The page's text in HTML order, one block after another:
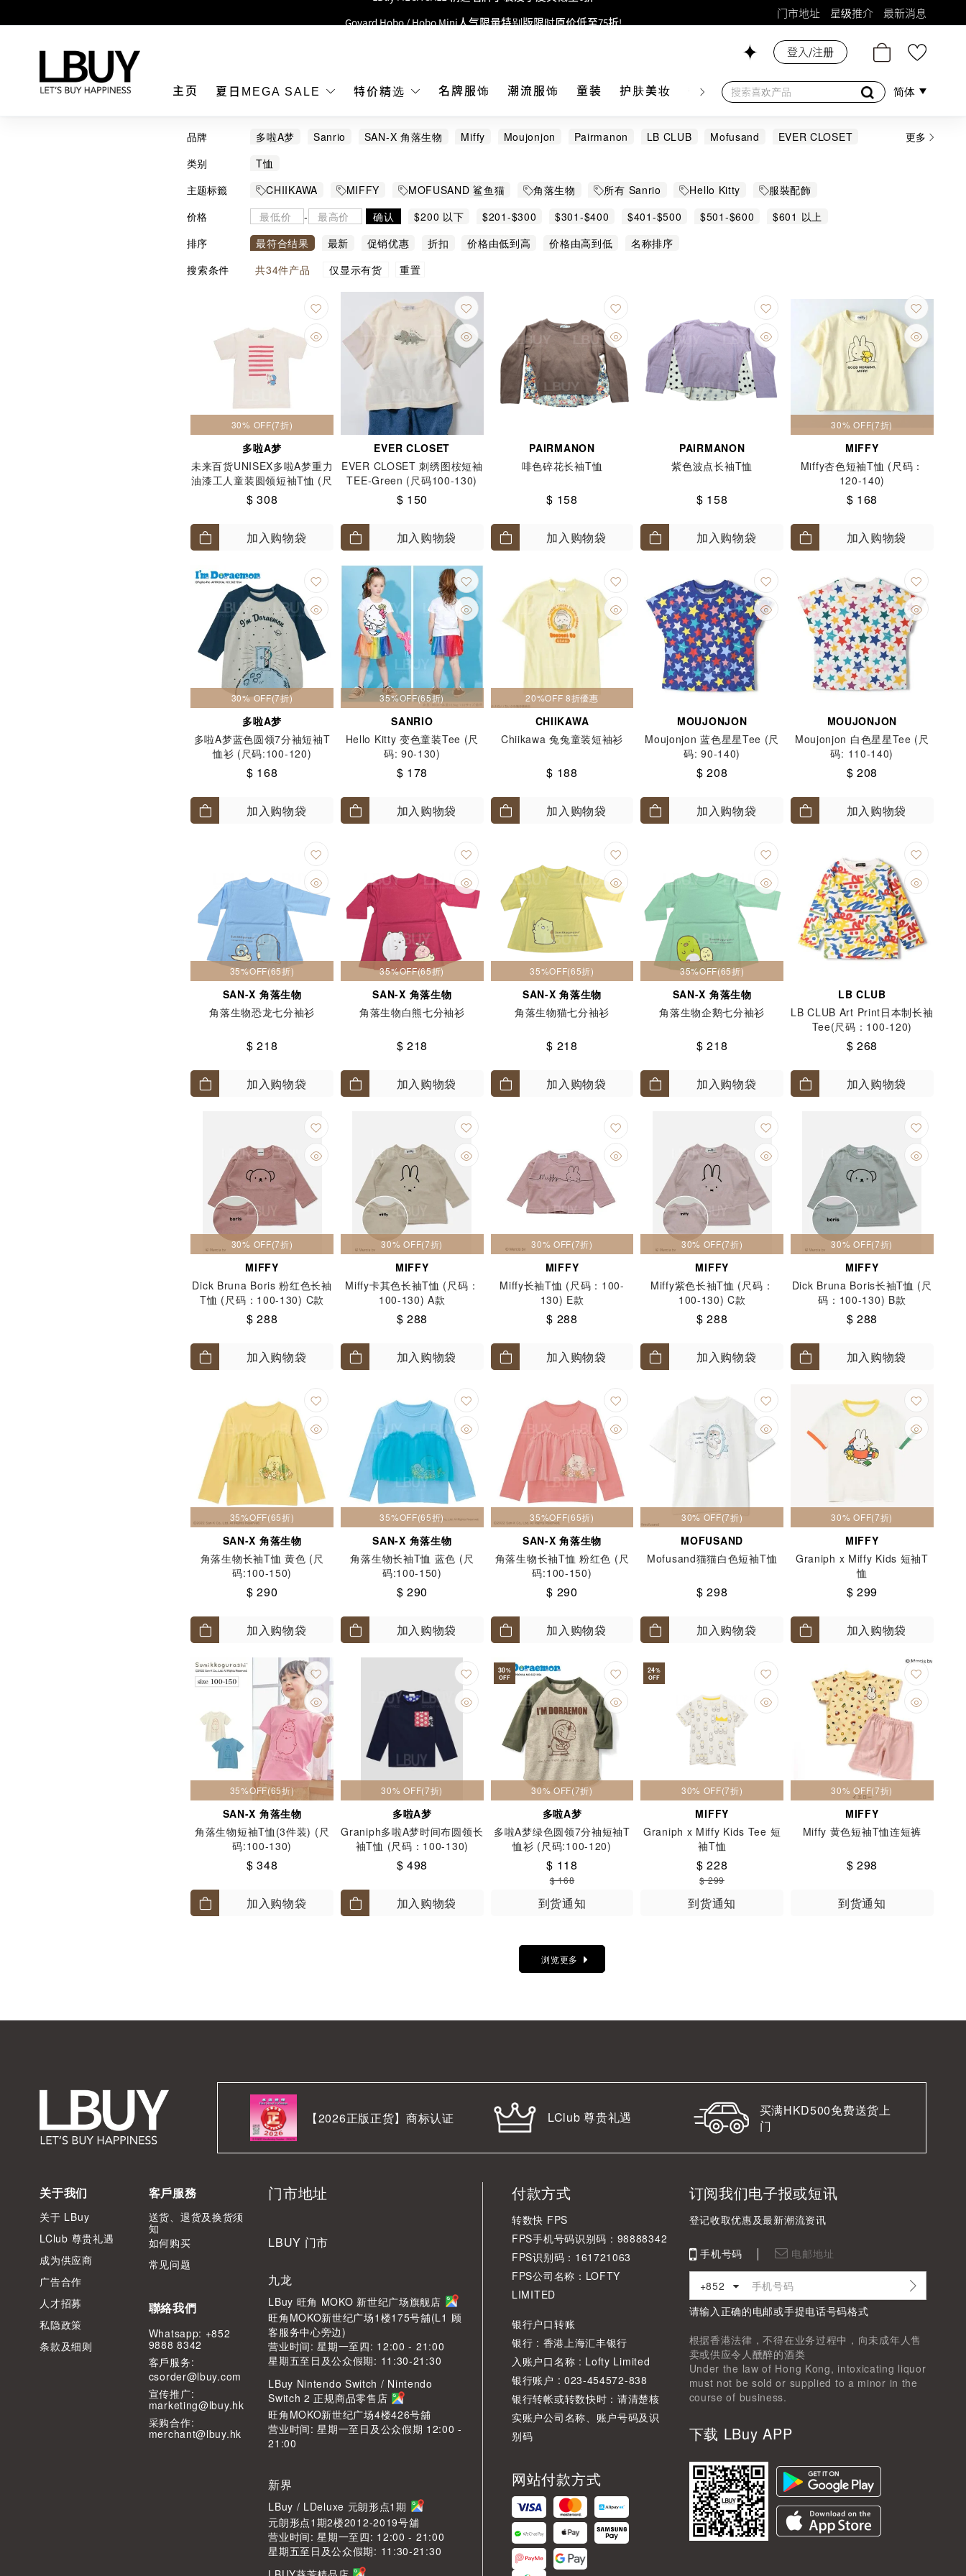
MOKO 1楼175号铺旗舰店特设名牌Hermès、CHANEL及LV专区！
购物满HKD500即享免运费！
LBuy MEGA SALE 精选名牌手袋及小皮具低至6折
门市地址 星级推介 最新消息
主页 夏日MEGA SALE 特价精选 名牌服饰 潮流服饰 童装 护肤美妆 香水香薰 个人护理 母婴护理 游戏及精品
登入/注册
简体
品牌 多啦A梦 Sanrio SAN-X 角落生物 Miffy Moujonjon Pairmanon LB CLUB Mofusand
EVER CLOSET
Chiikawa
更多
类别
T恤
主题标籤
CHIIKAWA MIFFY MOFUSAND 鲨鱼猫 角落生物 所有 Sanrio Hello Kitty
服裝配飾
价格
- 确认 $200 以下 $201-$300 $301-$400 $401-$500 $501-$600
$601 以上
排序
最符合结果 最新 促销优惠 折扣 价格由低到高 价格由高到低
名称排序
搜索条件
共34件产品 仅显示有货 重置
30% OFF(7折)
多啦A梦
未来百货UNISEX多啦A梦重力
油漆工人童装圆领短袖T恤 (尺
码: 120-130)
$ 308
加入购物袋
EVER CLOSET
EVER CLOSET 刺绣图桉短袖
TEE-Green (尺码100-130)
$ 150
加入购物袋
PAIRMANON
啡色碎花长袖T恤
$ 158
加入购物袋
PAIRMANON
紫色波点长袖T恤
$ 158
加入购物袋
30% OFF(7折)
MIFFY
Miffy杏色短袖T恤 (尺码：
120-140)
$ 168
加入购物袋
30% OFF(7折)
多啦A梦
多啦A梦蓝色圆领7分袖短袖T
恤衫 (尺码:100-120)
$ 168
加入购物袋
35%OFF(65折)
SANRIO
Hello Kitty 变色童装Tee (尺
码: 90-130)
$ 178
加入购物袋
20%OFF 8折優惠
CHIIKAWA
Chiikawa 兔兔童装短袖衫
$ 188
加入购物袋
MOUJONJON
Moujonjon 蓝色星星Tee (尺
码: 90-140)
$ 208
加入购物袋
MOUJONJON
Moujonjon 白色星星Tee (尺
码: 110-140)
$ 208
加入购物袋
35%OFF(65折)
SAN-X 角落生物
角落生物恐龙七分袖衫
$ 218
加入购物袋
35%OFF(65折)
SAN-X 角落生物
角落生物白熊七分袖衫
$ 218
加入购物袋
35%OFF(65折)
SAN-X 角落生物
角落生物猫七分袖衫
$ 218
加入购物袋
35%OFF(65折)
SAN-X 角落生物
角落生物企鹅七分袖衫
$ 218
加入购物袋
LB CLUB
LB CLUB Art Print日本制长袖
Tee(尺码：100-120)
$ 268
加入购物袋
30% OFF(7折)
MIFFY
Dick Bruna Boris 粉红色长袖
T恤 (尺码：100-130) C款
$ 288
加入购物袋
30% OFF(7折)
MIFFY
Miffy卡其色长袖T恤 (尺码：
100-130) A款
$ 288
加入购物袋
30% OFF(7折)
MIFFY
Miffy长袖T恤 (尺码：100-
130) E款
$ 288
加入购物袋
30% OFF(7折)
MIFFY
Miffy紫色长袖T恤 (尺码：
100-130) C款
$ 288
加入购物袋
30% OFF(7折)
MIFFY
Dick Bruna Boris长袖T恤 (尺
码：100-130) B款
$ 288
加入购物袋
35%OFF(65折)
SAN-X 角落生物
角落生物长袖T恤 黄色 (尺
码:100-150)
$ 290
加入购物袋
35%OFF(65折)
SAN-X 角落生物
角落生物长袖T恤 蓝色 (尺
码:100-150)
$ 290
加入购物袋
35%OFF(65折)
SAN-X 角落生物
角落生物长袖T恤 粉红色 (尺
码:100-150)
$ 290
加入购物袋
30% OFF(7折)
MOFUSAND
Mofusand猫猫白色短袖T恤
$ 298
加入购物袋
30% OFF(7折)
MIFFY
Graniph x Miffy Kids 短袖T
恤
$ 299
加入购物袋
35%OFF(65折)
SAN-X 角落生物
角落生物短袖T恤(3件装) (尺
码:100-130)
$ 348
加入购物袋
30% OFF(7折)
多啦A梦
Graniph多啦A梦时间布圆领长
袖T恤 (尺码：100-130)
$ 498
加入购物袋
30%
OFF
30% OFF(7折)
多啦A梦
多啦A梦绿色圆领7分袖短袖T
恤衫 (尺码:100-120)
$ 118
$ 168
到货通知
24%
OFF
30% OFF(7折)
MIFFY
Graniph x Miffy Kids Tee 短
袖T恤
$ 228
$ 299
到货通知
30% OFF(7折)
MIFFY
Miffy 黄色短袖T恤连短裤
$ 298
到货通知
浏览更多
【2026正版正货】商标认证 LClub 尊贵礼遇
买满HKD500免费送货上
门
关于我们
关于 LBuy
LClub 尊贵礼遇
成为供应商
广告合作
人才招募
私隐政策
条款及细则
客戶服務
送货、退货及换货须
知
如何购买
常见问题
聯絡我們
Whatsapp: +852
9888 8342
客⼾服务:
csorder@lbuy.com
宣传推广:
marketing@lbuy.hk
采购合作:
merchant@lbuy.hk
门市地址
LBUY 门市
九龙
LBuy 旺角 MOKO 新世纪广场旗舰店
旺角MOKO新世纪广场1楼175号舖(L1 顾
客服务中心旁边)
营业时间: 星期一至四: 12:00 - 21:00
星期五至日及公众假期: 11:30-21:30
LBuy Nintendo Switch / Nintendo
Switch 2 正规商品零售店
旺角MOKO新世纪广场4楼426号舖
营业时间: 星期一至日及公众假期 12:00 -
21:00
新界
LBuy / LDeluxe 元朗形点1期
元朗形点1期2楼2012-2019号舖
营业时间: 星期一至四: 12:00 - 21:00
星期五至日及公众假期: 11:30-21:30
付款方式
转数快 FPS
FPS手机号码识别码：98888342
FPS识别码：161721063
FPS公司名称：LOFTY
LIMITED
银行户口转账
银行 : 香港上海汇丰银行
入账户口名称 : Lofty Limited
银行账户 : 023-454572-838
银行转帐或转数快时：请清楚核
实账户公司名称、账户号码及识
别码
网站付款方式
订阅我们电子报或短讯
登记收取优惠及最新潮流资讯
手机号码 电邮地址
+852
请输入正确的电邮或手提电话号码格式
根据香港法律，不得在业务过程中，向未成年人售
卖或供应令人醺醉的酒类
Under the law of Hong Kong, intoxicating liquor
must not be sold or supplied to a minor in the
course of business.
下载 LBuy APP